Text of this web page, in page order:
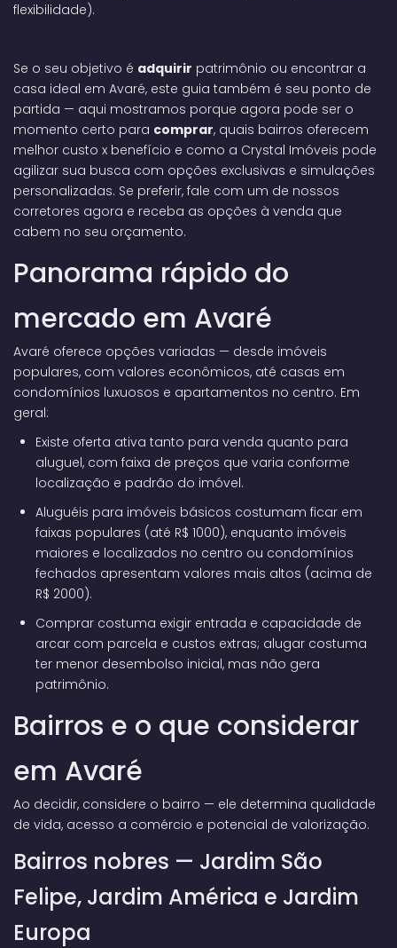
flexibilidade).
Se o seu objetivo é adquirir patrimônio ou encontrar a
casa ideal em Avaré, este guia também é seu ponto de
partida — aqui mostramos porque agora pode ser o
momento certo para comprar, quais bairros oferecem
melhor custo x benefício e como a Crystal Imóveis pode
agilizar sua busca com opções exclusivas e simulações
personalizadas. Se preferir, fale com um de nossos
corretores agora e receba as opções à venda que
cabem no seu orçamento.
Panorama rápido do
mercado em Avaré
Avaré oferece opções variadas — desde imóveis
populares, com valores econômicos, até casas em
condomínios luxuosos e apartamentos no centro. Em
geral:
Existe oferta ativa tanto para venda quanto para
aluguel, com faixa de preços que varia conforme
localização e padrão do imóvel.
Aluguéis para imóveis básicos costumam ficar em
faixas populares (até R$ 1000), enquanto imóveis
maiores e localizados no centro ou condomínios
fechados apresentam valores mais altos (acima de
R$ 2000).
Comprar costuma exigir entrada e capacidade de
arcar com parcela e custos extras; alugar costuma
ter menor desembolso inicial, mas não gera
patrimônio.
Bairros e o que considerar
em Avaré
Ao decidir, considere o bairro — ele determina qualidade
de vida, acesso a comércio e potencial de valorização.
Bairros nobres — Jardim São
Felipe, Jardim América e Jardim
Europa